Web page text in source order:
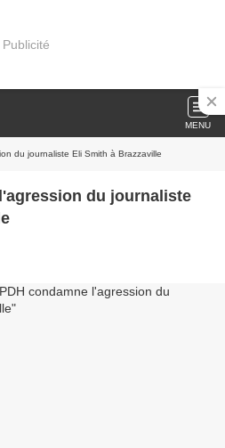
Publicité
MENU
du journaliste Eli Smith à Brazzaville
du journaliste